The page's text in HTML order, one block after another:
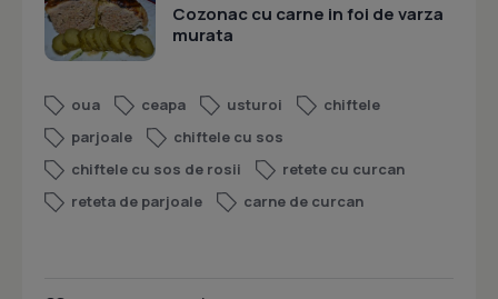
Cozonac cu carne in foi de varza
murata
oua ceapa usturoi
chiftele
parjoale
chiftele cu sos
chiftele cu sos de rosii
retete cu curcan
reteta de parjoale
carne de curcan